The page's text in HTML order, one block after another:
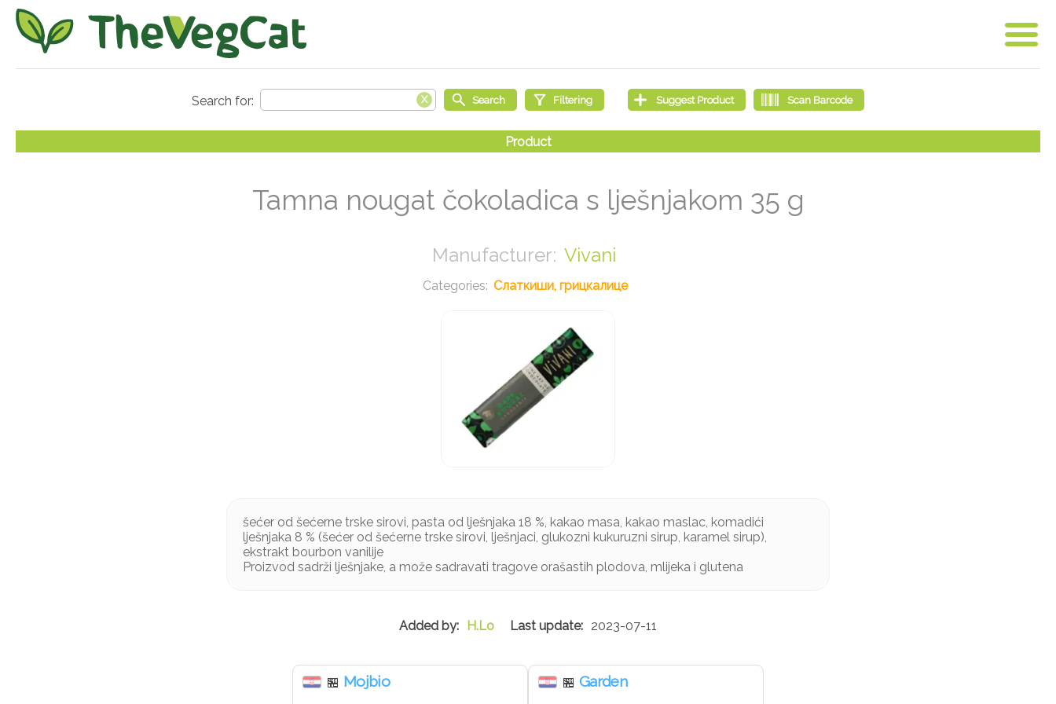
Tamna nougat čokoladica s lješnjakom 35 g
Vivani
Слаткиши, грицкалице
šećer od šećerne trske sirovi, pasta od lješnjaka 18 %, kakao masa, kakao maslac, komadići
lješnjaka 8 % (šećer od šećerne trske sirovi, lješnjaci, glukozni kukuruzni sirup, karamel sirup),
ekstrakt bourbon vanilije
Proizvod sadrži lješnjake, a može sadravati tragove orašastih plodova, mlijeka i glutena
H.Lo 2023-07-11
🏪 Mojbio
🏪 Garden